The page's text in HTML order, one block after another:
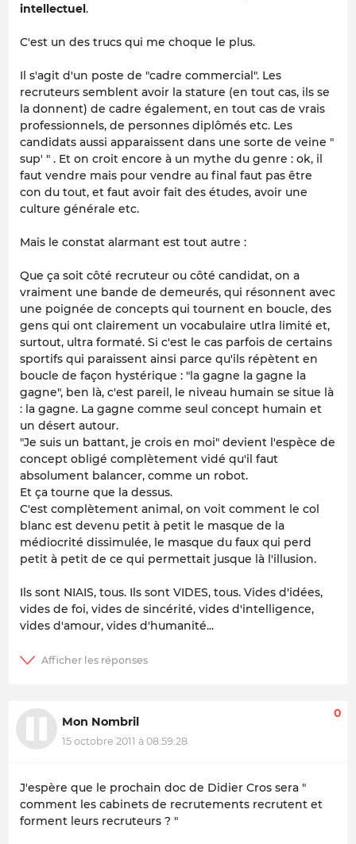
intellectuel.
C'est un des trucs qui me choque le plus.
Il s'agit d'un poste de "cadre commercial". Les
recruteurs semblent avoir la stature (en tout cas, ils se
la donnent) de cadre également, en tout cas de vrais
professionnels, de personnes diplômés etc. Les
candidats aussi apparaissent dans une sorte de veine "
sup' " . Et on croit encore à un mythe du genre : ok, il
faut vendre mais pour vendre au final faut pas être
con du tout, et faut avoir fait des études, avoir une
culture générale etc.
Mais le constat alarmant est tout autre :
Que ça soit côté recruteur ou côté candidat, on a
vraiment une bande de demeurés, qui résonnent avec
une poignée de concepts qui tournent en boucle, des
gens qui ont clairement un vocabulaire utlra limité et,
surtout, ultra formaté. Si c'est le cas parfois de certains
sportifs qui paraissent ainsi parce qu'ils répètent en
boucle de façon hystérique : "la gagne la gagne la
gagne", ben là, c'est pareil, le niveau humain se situe là
: la gagne. La gagne comme seul concept humain et
un désert autour.
"Je suis un battant, je crois en moi" devient l'espèce de
concept obligé complètement vidé qu'il faut
absolument balancer, comme un robot.
Et ça tourne que la dessus.
C'est complètement animal, on voit comment le col
blanc est devenu petit à petit le masque de la
médiocrité dissimulée, le masque du faux qui perd
petit à petit de ce qui permettait jusque là l'illusion.
Ils sont NIAIS, tous. Ils sont VIDES, tous. Vides d'idées,
vides de foi, vides de sincérité, vides d'intelligence,
vides d'amour, vides d'humanité...
Mon Nombril
15 octobre 2011 à 08:59:28
0
J'espère que le prochain doc de Didier Cros sera "
comment les cabinets de recrutements recrutent et
forment leurs recruteurs ? "